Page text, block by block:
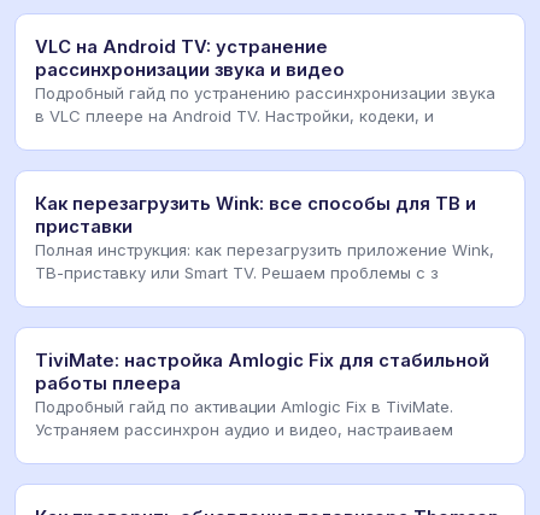
VLC на Android TV: устранение
рассинхронизации звука и видео
Подробный гайд по устранению рассинхронизации звука
в VLC плеере на Android TV. Настройки, кодеки, и
Как перезагрузить Wink: все способы для ТВ и
приставки
Полная инструкция: как перезагрузить приложение Wink,
ТВ-приставку или Smart TV. Решаем проблемы с з
TiviMate: настройка Amlogic Fix для стабильной
работы плеера
Подробный гайд по активации Amlogic Fix в TiviMate.
Устраняем рассинхрон аудио и видео, настраиваем